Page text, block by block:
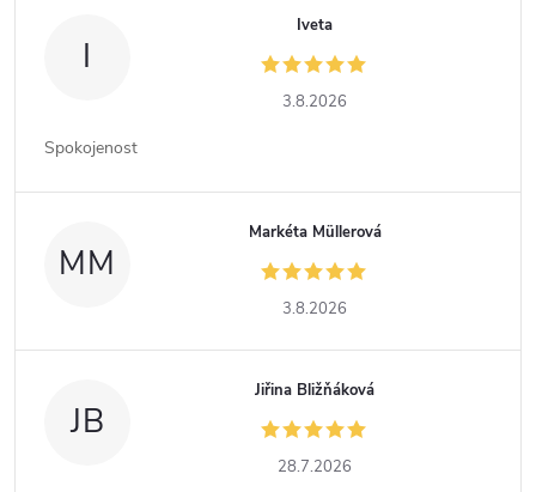
I
Iveta
3.8.2026
Spokojenost
MM
Markéta Müllerová
3.8.2026
JB
Jiřina Bližňáková
28.7.2026